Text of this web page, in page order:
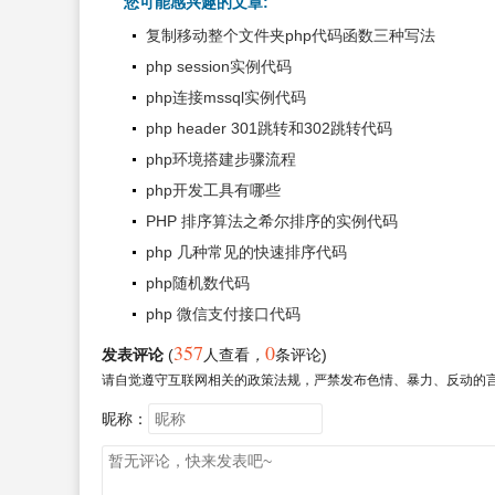
复制移动整个文件夹php代码函数三种写法
php session实例代码
php连接mssql实例代码
php header 301跳转和302跳转代码
php环境搭建步骤流程
php开发工具有哪些
PHP 排序算法之希尔排序的实例代码
php 几种常见的快速排序代码
php随机数代码
php 微信支付接口代码
发表评论 (357 人查看 ， 0条评论)
请自觉遵守互联网相关的政策法规，严禁发布色情、暴力、反动的
昵称：